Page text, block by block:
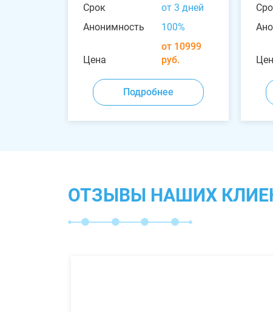
Срок
от 3 дней
Анонимность
100%
Цена
от 10999
руб.
Подробнее
ОТЗЫВЫ НАШИХ